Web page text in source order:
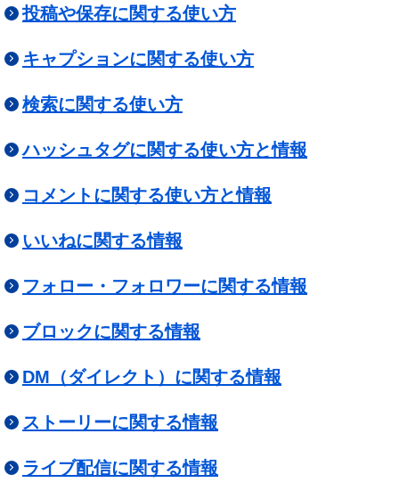
投稿や保存に関する使い方
キャプションに関する使い方
検索に関する使い方
ハッシュタグに関する使い方と情報
コメントに関する使い方と情報
いいねに関する情報
フォロー・フォロワーに関する情報
ブロックに関する情報
DM（ダイレクト）に関する情報
ストーリーに関する情報
ライブ配信に関する情報